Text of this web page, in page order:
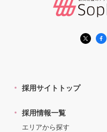
採用サイトトップ
採用情報一覧
エリアから探す